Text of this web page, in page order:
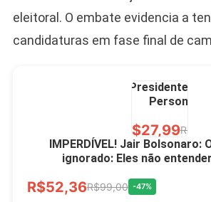
eleitoral. O embate evidencia a
candidaturas em fase final de
Presidente
R$27,99
IMPERDÍVEL! Jair Bolsonaro:
ignorado: Eles não
R$52,36R$99,00 -47%